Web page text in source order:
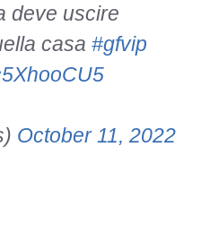
deve uscire
casa #gfvip
October 11, 2022